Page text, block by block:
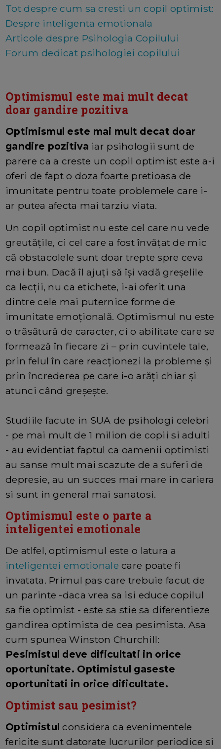
Tot despre cum sa cresti un copil optimist:
Despre inteligenta emotionala
Articole despre Psihologia Copilului
Forum dedicat psihologiei copilului
Optimismul este mai mult decat
doar gandire pozitiva
Optimismul este mai mult decat doar
gandire pozitiva iar psihologii sunt de
parere ca a creste un copil optimist este a-i
oferi de fapt o doza foarte pretioasa de
imunitate pentru toate problemele care i-
ar putea afecta mai tarziu viata.
Un copil optimist nu este cel care nu vede
greutățile, ci cel care a fost învățat de mic
că obstacolele sunt doar trepte spre ceva
mai bun. Dacă îl ajuți să își vadă greșelile
ca lecții, nu ca etichete, i-ai oferit una
dintre cele mai puternice forme de
imunitate emoțională. Optimismul nu este
o trăsătură de caracter, ci o abilitate care se
formează în fiecare zi – prin cuvintele tale,
prin felul în care reacționezi la probleme și
prin încrederea pe care i-o arăți chiar și
atunci când greșește.
Studiile facute in SUA de psihologi celebri
- pe mai mult de 1 milion de copii si adulti
- au evidentiat faptul ca oamenii optimisti
au sanse mult mai scazute de a suferi de
depresie, au un succes mai mare in cariera
si sunt in general mai sanatosi.
Optimismul este o parte a
inteligentei emotionale
De atlfel, optimismul este o latura a
inteligentei emotionale care poate fi
invatata. Primul pas care trebuie facut de
un parinte -daca vrea sa isi educe copilul
sa fie optimist - este sa stie sa diferentieze
gandirea optimista de cea pesimista. Asa
cum spunea Winston Churchill:
Pesimistul deve dificultati in orice
oportunitate. Optimistul gaseste
oportunitati in orice dificultate.
Optimist sau pesimist?
Optimistulconsidera ca evenimentele
fericite sunt datorate lucrurilor periodice si